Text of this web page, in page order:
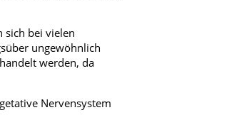
sich bei vielen
ungewöhnlich
werden, da
Nervensystem